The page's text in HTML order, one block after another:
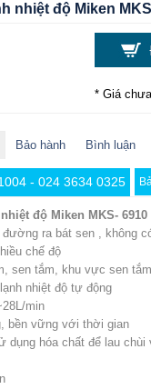
nhiệt độ Miken
* Giá
Bảo hành Bình luận
- 024 3634 0325
độ Miken MKS- 6910
đường ra bát sen , không
chế độ
sen tắm, khu vực sen
nhiệt độ tự động
min
bền vững với thời gian
dụng hóa chất để lau chùi